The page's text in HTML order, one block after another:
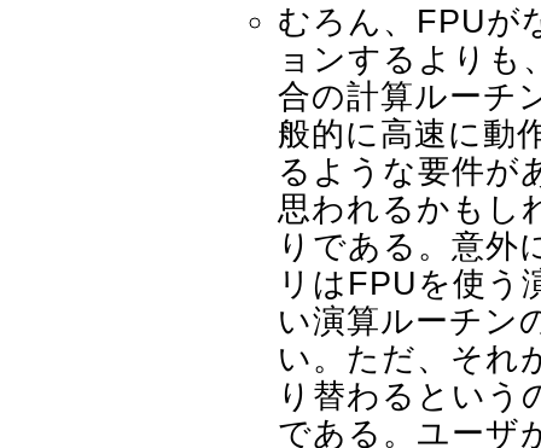
むろん、FPUが
ョンするよりも
合の計算ルーチ
般的に高速に動
るような要件が
思われるかもし
りである。意外
リはFPUを使う
い演算ルーチン
い。ただ、それ
り替わるという
である。ユーザ